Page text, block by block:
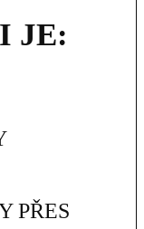
JE:
PŘES